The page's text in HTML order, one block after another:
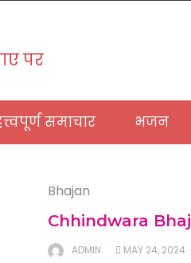
पर
समाचार भजन
Bhajan
Chhindwara
ADMIN MAY 24, 2024